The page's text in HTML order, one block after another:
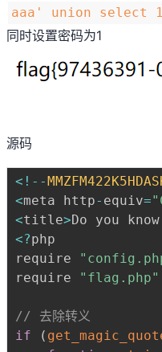
aaa' union select
同时设置密码为1
源码
< ! --
<meta http- equiv=
<title>Do you
<?php
require
require "flag.php"
// 去除转义
if
(